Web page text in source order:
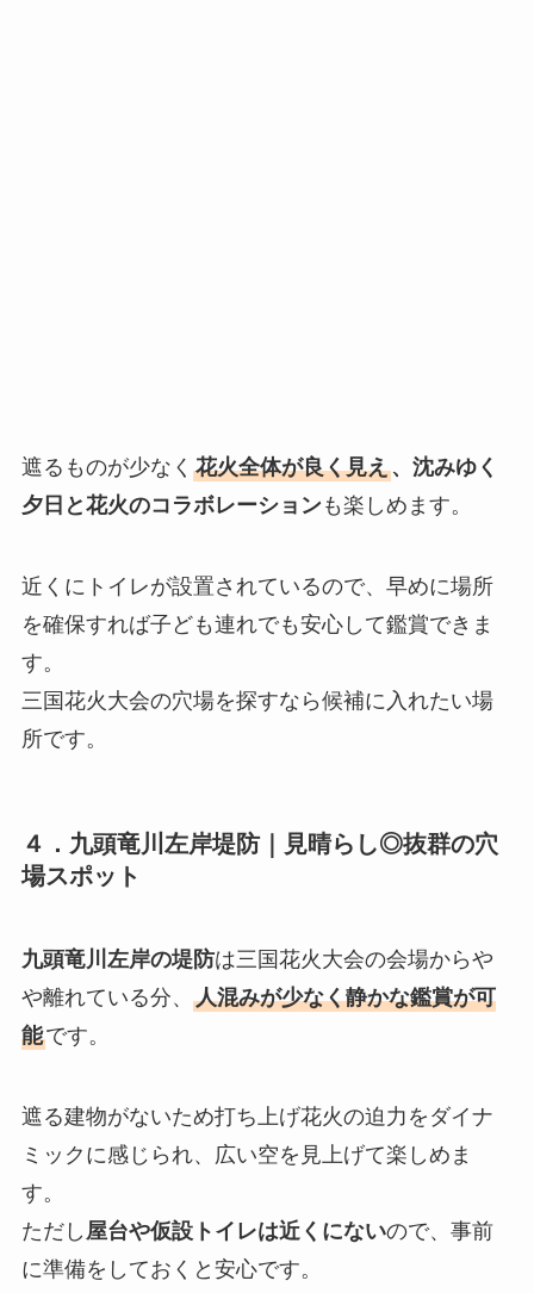
遮るものが少なく 花火全体が良く見え、沈みゆく
夕日と花火のコラボレーションも楽しめます。
近くにトイレが設置されているので、早めに場所
を確保すれば子ども連れでも安心して鑑賞できま
す。
三国花火大会の穴場を探すなら候補に入れたい場
所です。
４． 九頭竜川左岸堤防｜見晴らし◎抜群の穴
場スポット
九頭竜川左岸の堤防は三国花火大会の会場からや
や離れている分、 人混みが少なく静かな鑑賞が可
能です。
遮る建物がないため打ち上げ花火の迫力をダイナ
ミックに感じられ、広い空を見上げて楽しめま
す。
ただし 屋台や仮設トイレは近くにないので、事前
に準備をしておくと安心です。